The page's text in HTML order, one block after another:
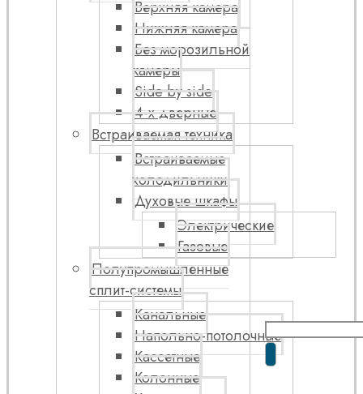
Верхняя камера
Нижняя камера
Без морозильной
камеры
Side by side
4-х дверные
Встраиваемая техника
Встраиваемые
холодильники
Духовые шкафы
Электрические
Газовые
Полупромышленные
сплит-системы
Канальные
Напольно-потолочные
Кассетные
Колонные